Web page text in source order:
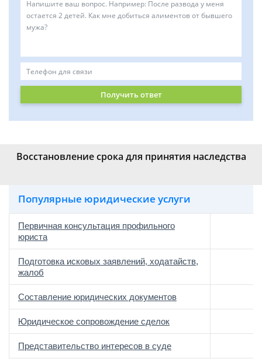
Получить ответ
Восстановление срока для принятия наследства
Популярные юридические услуги
Первичная консультация профильного
юриста
Подготовка исковых заявлений, ходатайств,
жалоб
Составление юридических документов
Юридическое сопровождение сделок
Представительство интересов в суде